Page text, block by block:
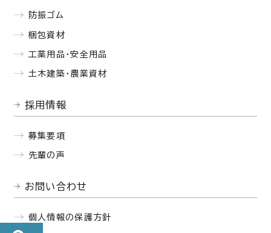
防振ゴム
梱包資材
工業用品・安全用品
土木建築・農業資材
採用情報
募集要項
先輩の声
お問い合わせ
個人情報の保護方針